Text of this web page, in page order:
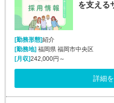
を支える
[勤務形態]紹介
[勤務地] 福岡県 福岡市中央区
[月収]242,000円～
詳細